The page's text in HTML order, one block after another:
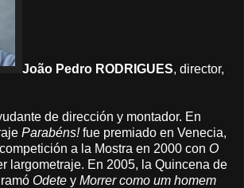
João Pedro RODRIGUES, director,
de dirección y montador. En
Parabéns!fue premiado en Venecia,
a la Mostra en 2000 con O
largometraje. En 2005, la Quincena de
Odete y Morrer como um homem